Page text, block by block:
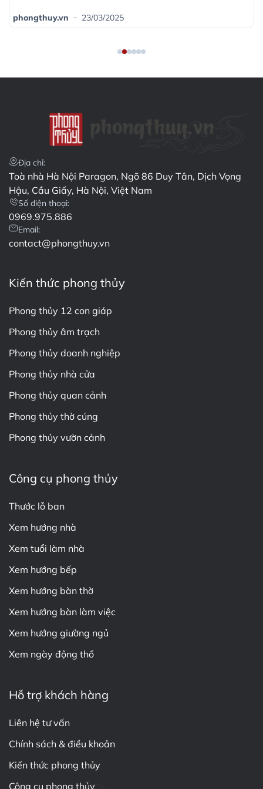
23/03/2025
Địa chỉ:
Toà nhà Hà Nội Paragon, Ngõ 86 Duy Tân, Dịch Vọng
Hậu, Cầu Giấy, Hà Nội, Việt Nam
Số điện thoại:
0969.975.886
Email:
contact@phongthuy.vn
Kiến thức phong thủy
Phong thủy 12 con giáp
Phong thủy âm trạch
Phong thủy doanh nghiệp
Phong thủy nhà cửa
Phong thủy quan cảnh
Phong thủy thờ cúng
Phong thủy vườn cảnh
Công cụ phong thủy
Thước lỗ ban
Xem hướng nhà
Xem tuổi làm nhà
Xem hướng bếp
Xem hướng bàn thờ
Xem hướng bàn làm việc
Xem hướng giường ngủ
Xem ngày động thổ
Hỗ trợ khách hàng
Liên hệ tư vấn
Chính sách & điều khoản
Kiến thức phong thủy
Công cụ phong thủy